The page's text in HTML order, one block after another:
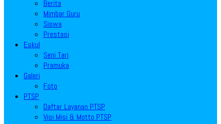
Berita
Mimbar Guru
Siswa
Prestasi
Eskul
Seni Tari
Pramuka
Galeri
Foto
PTSP
Daftar Layanan PTSP
Visi Misi & Motto PTSP